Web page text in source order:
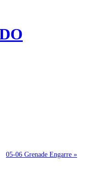
05-06 Grenade Engarre »